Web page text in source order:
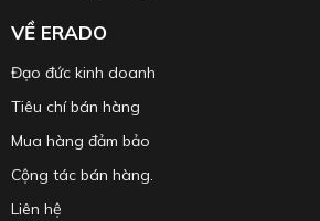
VỀ ERADO
Đạo đức kinh doanh
Tiêu chí bán hàng
Mua hàng đảm bảo
Cộng tác bán hàng.
Liên hệ